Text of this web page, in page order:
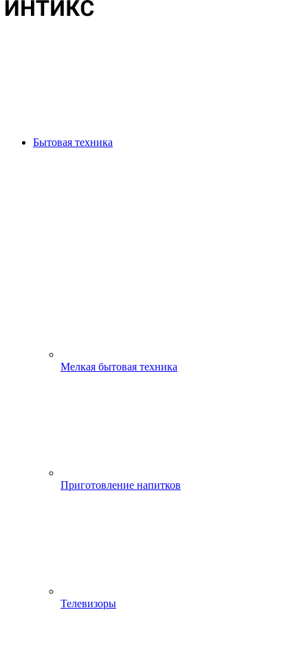
Бытовая техника
Мелкая бытовая техника
Приготовление напитков
Телевизоры